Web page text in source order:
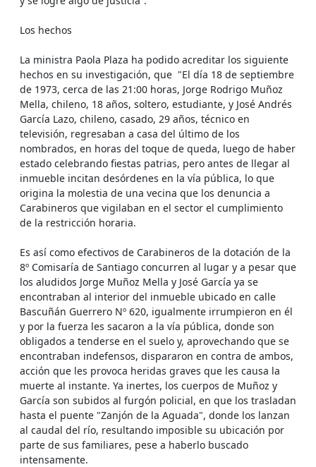
Los hechos
La ministra Paola Plaza ha podido acreditar los siguiente
hechos en su investigación, que "El día 18 de septiembre
de 1973, cerca de las 21:00 horas, Jorge Rodrigo Muñoz
Mella, chileno, 18 años, soltero, estudiante, y José Andrés
García Lazo, chileno, casado, 29 años, técnico en
televisión, regresaban a casa del último de los
nombrados, en horas del toque de queda, luego de haber
estado celebrando fiestas patrias, pero antes de llegar al
inmueble incitan desórdenes en la vía pública, lo que
origina la molestia de una vecina que los denuncia a
Carabineros que vigilaban en el sector el cumplimiento
de la restricción horaria.
Es así como efectivos de Carabineros de la dotación de la
8º Comisaría de Santiago concurren al lugar y a pesar que
los aludidos Jorge Muñoz Mella y José García ya se
encontraban al interior del inmueble ubicado en calle
Bascuñán Guerrero Nº 620, igualmente irrumpieron en él
y por la fuerza les sacaron a la vía pública, donde son
obligados a tenderse en el suelo y, aprovechando que se
encontraban indefensos, dispararon en contra de ambos,
acción que les provoca heridas graves que les causa la
muerte al instante. Ya inertes, los cuerpos de Muñoz y
García son subidos al furgón policial, en que los trasladan
hasta el puente "Zanjón de la Aguada", donde los lanzan
al caudal del río, resultando imposible su ubicación por
parte de sus familiares, pese a haberlo buscado
intensamente.